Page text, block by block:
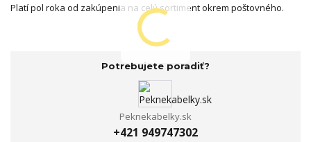
Platí pol roka od zakúpenia na celý sortiment okrem poštovného.
Potrebujete poradiť?
Peknekabelky.sk
+421 949747302